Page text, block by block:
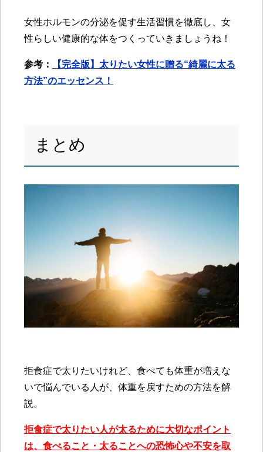
女性ホルモンの分泌を促す生活習慣を徹底し、女
性らしい健康的な体をつくっていきましょうね！
参考：
【完全版】太りたい女性に贈る“綺麗に太る
方法”のエッセンス！
まとめ
拒食症で太りたいけれど、食べても体重が増えな
いで悩んでいる人が、体重を戻すための方法を解
説。
拒食症で太りたい人が太るために大切なポイント
は、食べること・太ることへの恐怖心や不安を取